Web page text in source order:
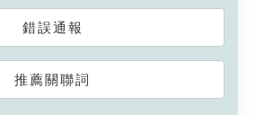
錯誤通報
推薦關聯詞